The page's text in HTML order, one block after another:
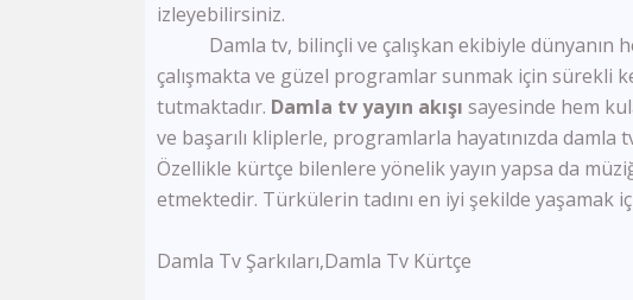
izleyebilirsiniz.
Damla tv, bilinçli ve çalışkan ekibiyle dünyanın
çalışmakta ve güzel programlar sunmak için sürekli
tutmaktadır. Damla tv yayın akışı sayesinde hem
ve başarılı kliplerle, programlarla hayatınızda damla
Özellikle kürtçe bilenlere yönelik yayın yapsa da
etmektedir. Türkülerin tadını en iyi şekilde yaşamak
Damla Tv Şarkıları,Damla Tv Kürtçe